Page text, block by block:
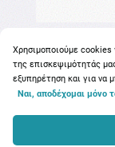
Χρησιμοποιούμε cookies
της επισκεψιμότητάς
εξυπηρέτηση και για να
Ναι, αποδέχομαι μόνο